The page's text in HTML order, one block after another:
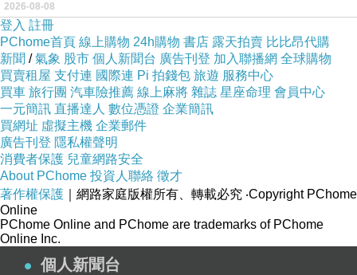
2026-08-08
登入 註冊
PChome首頁 線上購物 24h購物 書店 露天拍賣 比比昂代購
新聞 /氣象 股市 個人新聞台 廣告刊登 加入聯播網 全球購物
買賣租屋 支付連 國際連 Pi 拍錢包 旅遊 服務中心
買車 旅行團 汽車險推薦 線上麻將 雜誌 星座命理 會員中心
一元簡訊 直播達人 數位憑證 企業簡訊
買網址 虛擬主機 企業郵件
廣告刊登 隱私權聲明
消費者保護 兒童網路安全
About PChome 投資人聯絡 徵才
著作權保護 ｜網路家庭版權所有、轉載必究 ‧Copyright PChome
Online
PChome Online and PChome are trademarks of PChome
Online Inc.
個人新聞台